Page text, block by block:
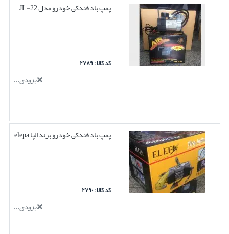
پمپ باد فندکی خودرو مدل JL-22
کد کالا : ۲۷۸۹
بزودی...
پمپ باد فندکی خودرو برند الپا elepa
کد کالا : ۲۷۹۰
بزودی...